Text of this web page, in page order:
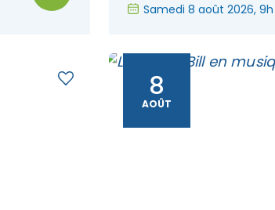
Samedi 8 août 2026,
8
AOÛT